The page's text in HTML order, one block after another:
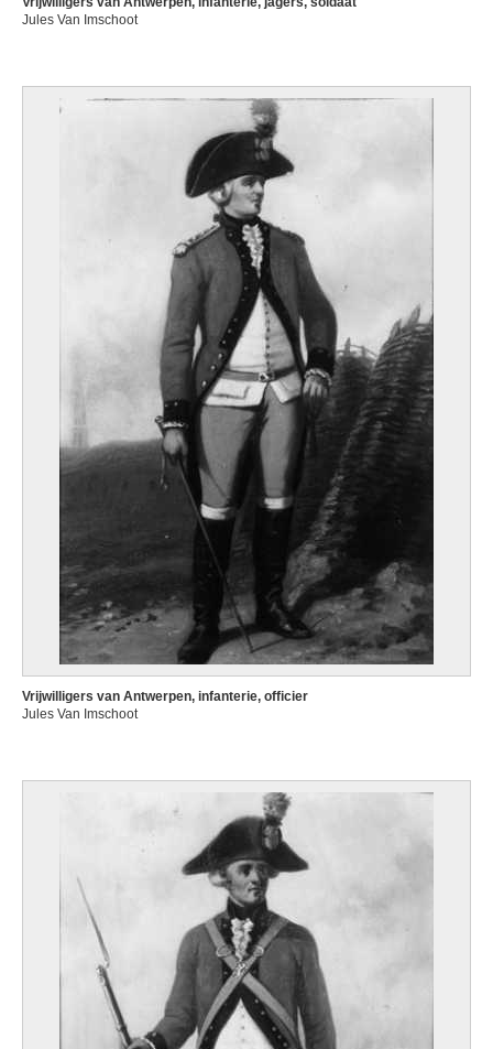
Jules Van Imschoot
Vrijwilligers van Antwerpen, infanterie, officier
Jules Van Imschoot